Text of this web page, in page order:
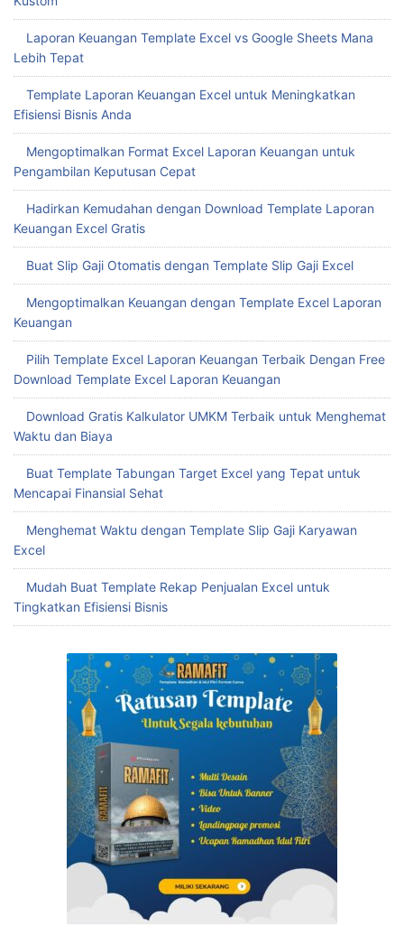
Laporan Keuangan Template Excel vs Google Sheets Mana
Lebih Tepat
Template Laporan Keuangan Excel untuk Meningkatkan
Efisiensi Bisnis Anda
Mengoptimalkan Format Excel Laporan Keuangan untuk
Pengambilan Keputusan Cepat
Hadirkan Kemudahan dengan Download Template Laporan
Keuangan Excel Gratis
Buat Slip Gaji Otomatis dengan Template Slip Gaji Excel
Mengoptimalkan Keuangan dengan Template Excel Laporan
Keuangan
Pilih Template Excel Laporan Keuangan Terbaik Dengan Free
Download Template Excel Laporan Keuangan
Download Gratis Kalkulator UMKM Terbaik untuk Menghemat
Waktu dan Biaya
Buat Template Tabungan Target Excel yang Tepat untuk
Mencapai Finansial Sehat
Menghemat Waktu dengan Template Slip Gaji Karyawan
Excel
Mudah Buat Template Rekap Penjualan Excel untuk
Tingkatkan Efisiensi Bisnis